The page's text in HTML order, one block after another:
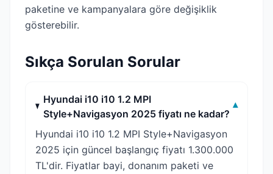
paketine ve kampanyalara göre değişiklik
gösterebilir.
Sıkça Sorulan Sorular
Hyundai i10 i10 1.2 MPI
Style+Navigasyon 2025 fiyatı ne kadar?
▾
Hyundai i10 i10 1.2 MPI Style+Navigasyon
2025 için güncel başlangıç fiyatı 1.300.000
TL'dir. Fiyatlar bayi, donanım paketi ve